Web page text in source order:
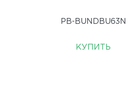
PB-BUNDBU63N
КУПИТЬ